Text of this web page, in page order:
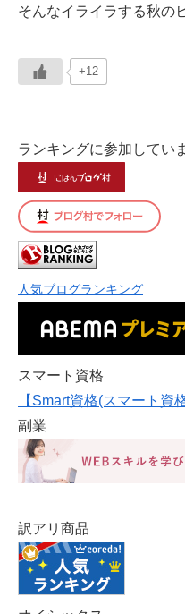
そんなイライラする秋の
+12
ランキングに参加してい
人気ブログランキング
スマート資格
【Smart資格(スマート資格
副業
訳アリ商品